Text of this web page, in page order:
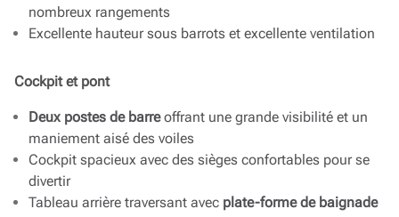
nombreux rangements
Excellente hauteur sous barrots et excellente ventilation
Cockpit et pont
Deux postes de barreoffrant une grande visibilité et un
maniement aisé des voiles
Cockpit spacieux avec des sièges confortables pour se
divertir
Tableau arrière traversant avec plate-forme de baignade